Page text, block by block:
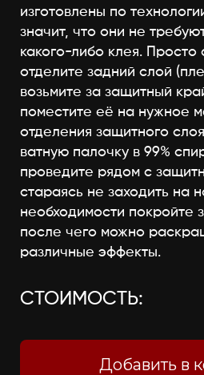
изготовлены по
значит, что они не
какого-либо клея. Просто
отделите задний слой
возьмите за защитный
поместите её на нужное
отделения защитного
ватную палочку в 99%
проведите рядом с
стараясь не заходить на
необходимости покройте
после чего можно
различные эффекты.
СТОИМОСТЬ:
Добавить в